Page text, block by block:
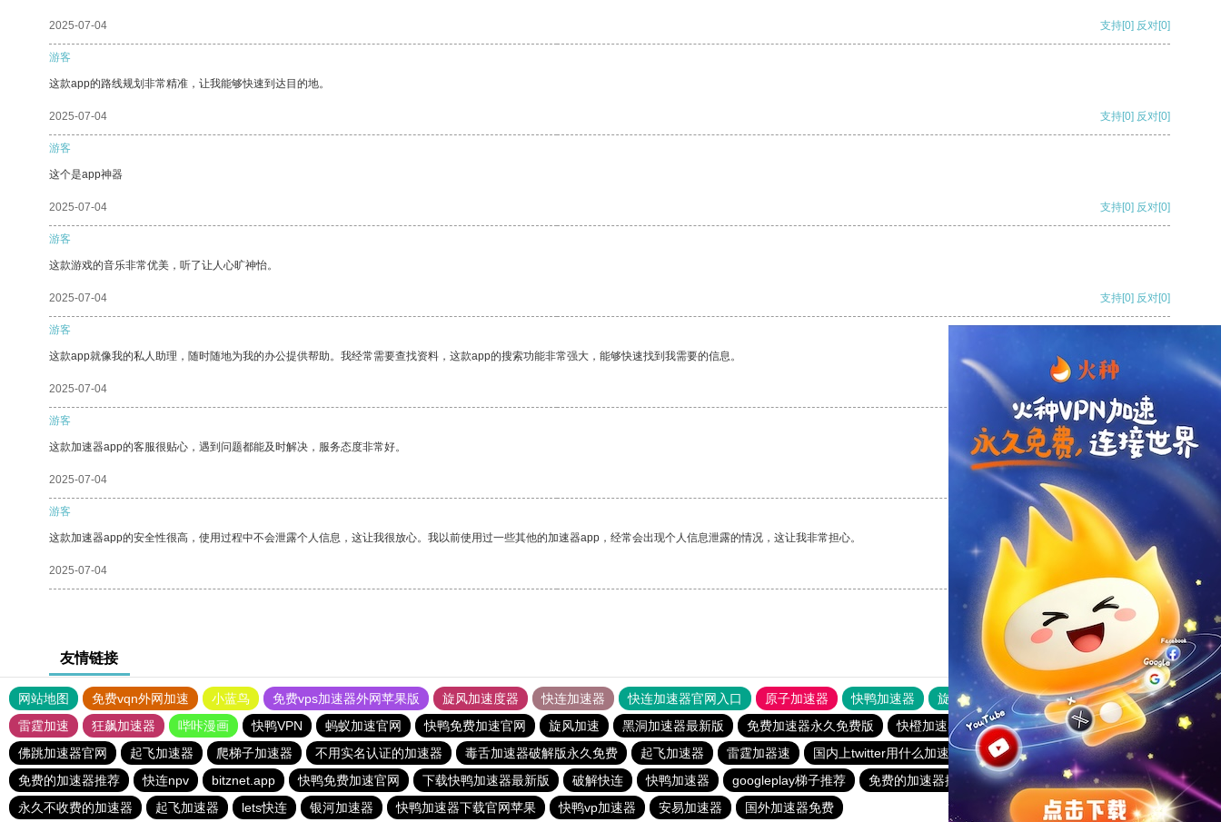
2025-07-04 支持[0] 反对[0]
游客
这款app的路线规划非常精准，让我能够快速到达目的地。
2025-07-04 支持[0] 反对[0]
游客
这个是app神器
2025-07-04 支持[0] 反对[0]
游客
这款游戏的音乐非常优美，听了让人心旷神怡。
2025-07-04 支持[0] 反对[0]
游客
这款app就像我的私人助理，随时随地为我的办公提供帮助。我经常需要查找资料，这款app的搜索功能非常强大，能够快速找到我需要的信息。
2025-07-04
游客
这款加速器app的客服很贴心，遇到问题都能及时解决，服务态度非常好。
2025-07-04 反对
游客
这款加速器app的安全性很高，使用过程中不会泄露个人信息，这让我很放心。我以前使用过一些其他的加速器app，经常会出现个人信息泄露的情况，这让我非常担心。
2025-07-04 反对[0]
友情链接
网站地图 免费vqn外网加速 小蓝鸟 免费vps加速器外网苹果版 旋风加速度器 快连加速器 快连加速器官网入口 原子加速器 快鸭加速器 旋风加速度器 外网网址导航
软件中心
雷霆加速
狂飙加速器 哔咔漫画 快鸭VPN 蚂蚁加速官网 快鸭免费加速官网 旋风加速 黑洞加速器最新版 免费加速器永久免费版 快橙加速器官网
免费加速器永久免费版
佛跳加速器官网
起飞加速器 爬梯子加速器 不用实名认证的加速器 毒舌加速器破解版永久免费 起飞加速器 雷霆加器速 国内上twitter用什么加速器 海鸥加速器下载
小黄鸭vp加速
免费的加速器推荐
快连npv bitznet.app 快鸭免费加速官网 下载快鸭加速器最新版 破解快连 快鸭加速器 googleplay梯子推荐 免费的加速器推荐
旋风加速下载
永久不收费的加速器
起飞加速器 lets快连 银河加速器 快鸭加速器下载官网苹果 快鸭vp加速器 安易加速器 国外加速器免费